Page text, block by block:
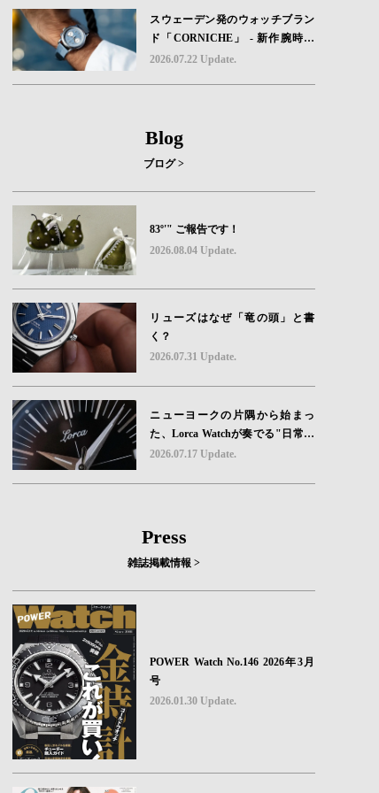
スウェーデン発のウォッチブラン
ド「CORNICHE」 - 新作腕時計
地中海の夏を映す、爽やかなブル
2026.07.22 Update.
Blog
ブログ >
83º'" ご報告です！
2026.08.04 Update.
リューズはなぜ「竜の頭」と書
く？
2026.07.31 Update.
ニューヨークの片隅から始まっ
た、Lorca Watchが奏でる"日常の
ロマン"｜Brand Picks #08
2026.07.17 Update.
Press
雑誌掲載情報 >
POWER Watch No.146 2026年3月
号
2026.01.30 Update.